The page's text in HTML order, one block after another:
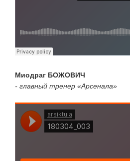
Миодраг БОЖОВИЧ
- главный тренер «Арсенала»